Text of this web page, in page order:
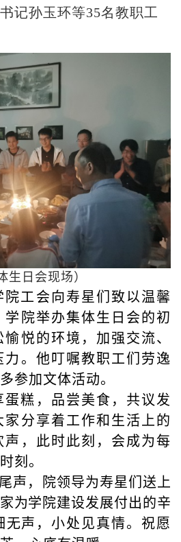
记孙玉环等35名教职工
生日会现场）
院工会向寿星们致以温馨
院举办集体生日会的初
悦的环境，加强交流、
。他叮嘱教职工们劳逸
参加文体活动。
蛋糕，品尝美食，共议发
分享着工作和生活上的
声，此时此刻，会成为每
刻。
声，院领导为寿星们送上
为学院建设发展付出的辛
无声，小处见真情。 祝愿